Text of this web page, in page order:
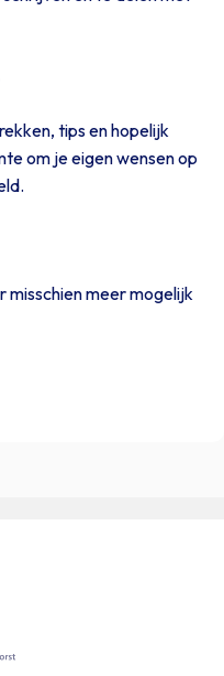
tips en hopelijk
om je eigen wensen op
misschien meer mogelijk